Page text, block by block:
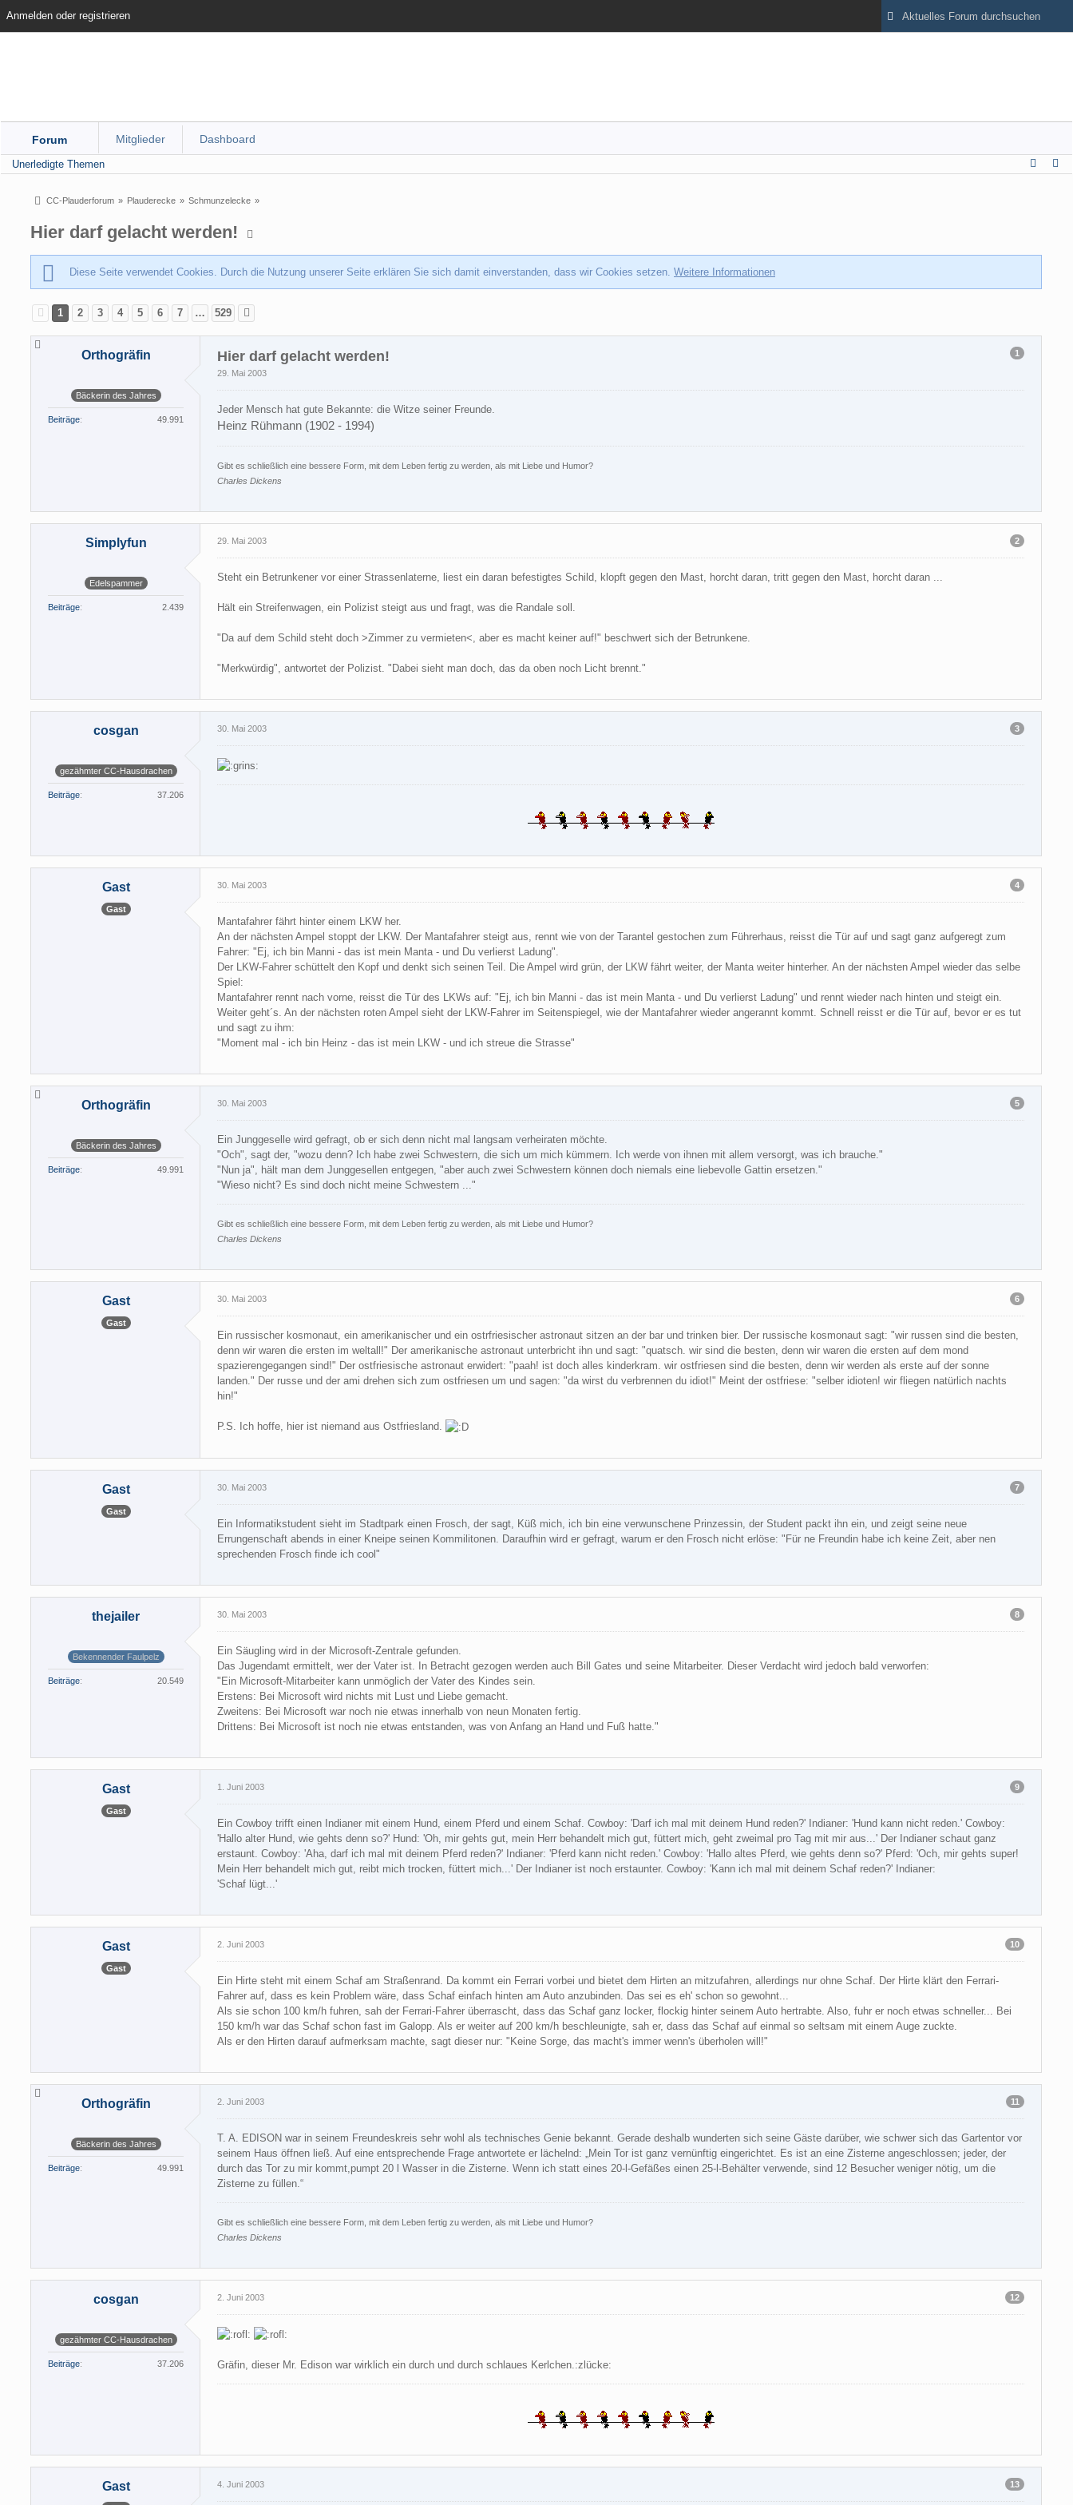
Anmelden oder registrieren
Forum Mitglieder Dashboard
Unerledigte Themen
CC-Plauderforum » Plauderecke » Schmunzelecke »
Hier darf gelacht werden!
Diese Seite verwendet Cookies. Durch die Nutzung unserer Seite erklären Sie sich damit einverstanden, dass wir Cookies setzen. Weitere Informationen
1 2 3 4 5 6 7 … 529
Orthogräfin
Bäckerin des Jahres
Beiträge 49.991
1
Hier darf gelacht werden!
29. Mai 2003
Jeder Mensch hat gute Bekannte: die Witze seiner Freunde.
Heinz Rühmann (1902 - 1994)
Gibt es schließlich eine bessere Form, mit dem Leben fertig zu werden, als mit Liebe und Humor?
Charles Dickens
Simplyfun
Edelspammer
Beiträge 2.439
2
29. Mai 2003
Steht ein Betrunkener vor einer Strassenlaterne, liest ein daran befestigtes Schild, klopft gegen den Mast, horcht daran, tritt gegen den Mast, horcht daran ...
Hält ein Streifenwagen, ein Polizist steigt aus und fragt, was die Randale soll.
"Da auf dem Schild steht doch >Zimmer zu vermieten<, aber es macht keiner auf!" beschwert sich der Betrunkene.
"Merkwürdig", antwortet der Polizist. "Dabei sieht man doch, das da oben noch Licht brennt."
cosgan
gezähmter CC-Hausdrachen
Beiträge 37.206
3
30. Mai 2003
Gast
Gast
4
30. Mai 2003
Mantafahrer fährt hinter einem LKW her.
An der nächsten Ampel stoppt der LKW. Der Mantafahrer steigt aus, rennt wie von der Tarantel gestochen zum Führerhaus, reisst die Tür auf und sagt ganz aufgeregt zum
Fahrer: "Ej, ich bin Manni - das ist mein Manta - und Du verlierst Ladung".
Der LKW-Fahrer schüttelt den Kopf und denkt sich seinen Teil. Die Ampel wird grün, der LKW fährt weiter, der Manta weiter hinterher. An der nächsten Ampel wieder das selbe
Spiel:
Mantafahrer rennt nach vorne, reisst die Tür des LKWs auf: "Ej, ich bin Manni - das ist mein Manta - und Du verlierst Ladung" und rennt wieder nach hinten und steigt ein.
Weiter geht´s. An der nächsten roten Ampel sieht der LKW-Fahrer im Seitenspiegel, wie der Mantafahrer wieder angerannt kommt. Schnell reisst er die Tür auf, bevor er es tut
und sagt zu ihm:
"Moment mal - ich bin Heinz - das ist mein LKW - und ich streue die Strasse"
Orthogräfin
Bäckerin des Jahres
Beiträge 49.991
5
30. Mai 2003
Ein Junggeselle wird gefragt, ob er sich denn nicht mal langsam verheiraten möchte.
"Och", sagt der, "wozu denn? Ich habe zwei Schwestern, die sich um mich kümmern. Ich werde von ihnen mit allem versorgt, was ich brauche."
"Nun ja", hält man dem Junggesellen entgegen, "aber auch zwei Schwestern können doch niemals eine liebevolle Gattin ersetzen."
"Wieso nicht? Es sind doch nicht meine Schwestern ..."
Gibt es schließlich eine bessere Form, mit dem Leben fertig zu werden, als mit Liebe und Humor?
Charles Dickens
Gast
Gast
6
30. Mai 2003
Ein russischer kosmonaut, ein amerikanischer und ein ostrfriesischer astronaut sitzen an der bar und trinken bier. Der russische kosmonaut sagt: "wir russen sind die besten,
denn wir waren die ersten im weltall!" Der amerikanische astronaut unterbricht ihn und sagt: "quatsch. wir sind die besten, denn wir waren die ersten auf dem mond
spazierengegangen sind!" Der ostfriesische astronaut erwidert: "paah! ist doch alles kinderkram. wir ostfriesen sind die besten, denn wir werden als erste auf der sonne
landen." Der russe und der ami drehen sich zum ostfriesen um und sagen: "da wirst du verbrennen du idiot!" Meint der ostfriese: "selber idioten! wir fliegen natürlich nachts
hin!"
P.S. Ich hoffe, hier ist niemand aus Ostfriesland.
Gast
Gast
7
30. Mai 2003
Ein Informatikstudent sieht im Stadtpark einen Frosch, der sagt, Küß mich, ich bin eine verwunschene Prinzessin, der Student packt ihn ein, und zeigt seine neue
Errungenschaft abends in einer Kneipe seinen Kommilitonen. Daraufhin wird er gefragt, warum er den Frosch nicht erlöse: "Für ne Freundin habe ich keine Zeit, aber nen
sprechenden Frosch finde ich cool"
thejailer
Bekennender Faulpelz
Beiträge 20.549
8
30. Mai 2003
Ein Säugling wird in der Microsoft-Zentrale gefunden.
Das Jugendamt ermittelt, wer der Vater ist. In Betracht gezogen werden auch Bill Gates und seine Mitarbeiter. Dieser Verdacht wird jedoch bald verworfen:
"Ein Microsoft-Mitarbeiter kann unmöglich der Vater des Kindes sein.
Erstens: Bei Microsoft wird nichts mit Lust und Liebe gemacht.
Zweitens: Bei Microsoft war noch nie etwas innerhalb von neun Monaten fertig.
Drittens: Bei Microsoft ist noch nie etwas entstanden, was von Anfang an Hand und Fuß hatte."
Gast
Gast
9
1. Juni 2003
Ein Cowboy trifft einen Indianer mit einem Hund, einem Pferd und einem Schaf. Cowboy: 'Darf ich mal mit deinem Hund reden?' Indianer: 'Hund kann nicht reden.' Cowboy:
'Hallo alter Hund, wie gehts denn so?' Hund: 'Oh, mir gehts gut, mein Herr behandelt mich gut, füttert mich, geht zweimal pro Tag mit mir aus...' Der Indianer schaut ganz
erstaunt. Cowboy: 'Aha, darf ich mal mit deinem Pferd reden?' Indianer: 'Pferd kann nicht reden.' Cowboy: 'Hallo altes Pferd, wie gehts denn so?' Pferd: 'Och, mir gehts super!
Mein Herr behandelt mich gut, reibt mich trocken, füttert mich...' Der Indianer ist noch erstaunter. Cowboy: 'Kann ich mal mit deinem Schaf reden?' Indianer:
'Schaf lügt...'
Gast
Gast
10
2. Juni 2003
Ein Hirte steht mit einem Schaf am Straßenrand. Da kommt ein Ferrari vorbei und bietet dem Hirten an mitzufahren, allerdings nur ohne Schaf. Der Hirte klärt den Ferrari-
Fahrer auf, dass es kein Problem wäre, dass Schaf einfach hinten am Auto anzubinden. Das sei es eh' schon so gewohnt...
Als sie schon 100 km/h fuhren, sah der Ferrari-Fahrer überrascht, dass das Schaf ganz locker, flockig hinter seinem Auto hertrabte. Also, fuhr er noch etwas schneller... Bei
150 km/h war das Schaf schon fast im Galopp. Als er weiter auf 200 km/h beschleunigte, sah er, dass das Schaf auf einmal so seltsam mit einem Auge zuckte.
Als er den Hirten darauf aufmerksam machte, sagt dieser nur: "Keine Sorge, das macht's immer wenn's überholen will!"
Orthogräfin
Bäckerin des Jahres
Beiträge 49.991
11
2. Juni 2003
T. A. EDISON war in seinem Freundeskreis sehr wohl als technisches Genie bekannt. Gerade deshalb wunderten sich seine Gäste darüber, wie schwer sich das Gartentor vor
seinem Haus öffnen ließ. Auf eine entsprechende Frage antwortete er lächelnd: „Mein Tor ist ganz vernünftig eingerichtet. Es ist an eine Zisterne angeschlossen; jeder, der
durch das Tor zu mir kommt,pumpt 20 l Wasser in die Zisterne. Wenn ich statt eines 20-l-Gefäßes einen 25-l-Behälter verwende, sind 12 Besucher weniger nötig, um die
Zisterne zu füllen.“
Gibt es schließlich eine bessere Form, mit dem Leben fertig zu werden, als mit Liebe und Humor?
Charles Dickens
cosgan
gezähmter CC-Hausdrachen
Beiträge 37.206
12
2. Juni 2003
Gräfin, dieser Mr. Edison war wirklich ein durch und durch schlaues Kerlchen.:zlücke:
Gast 13
4. Juni 2003